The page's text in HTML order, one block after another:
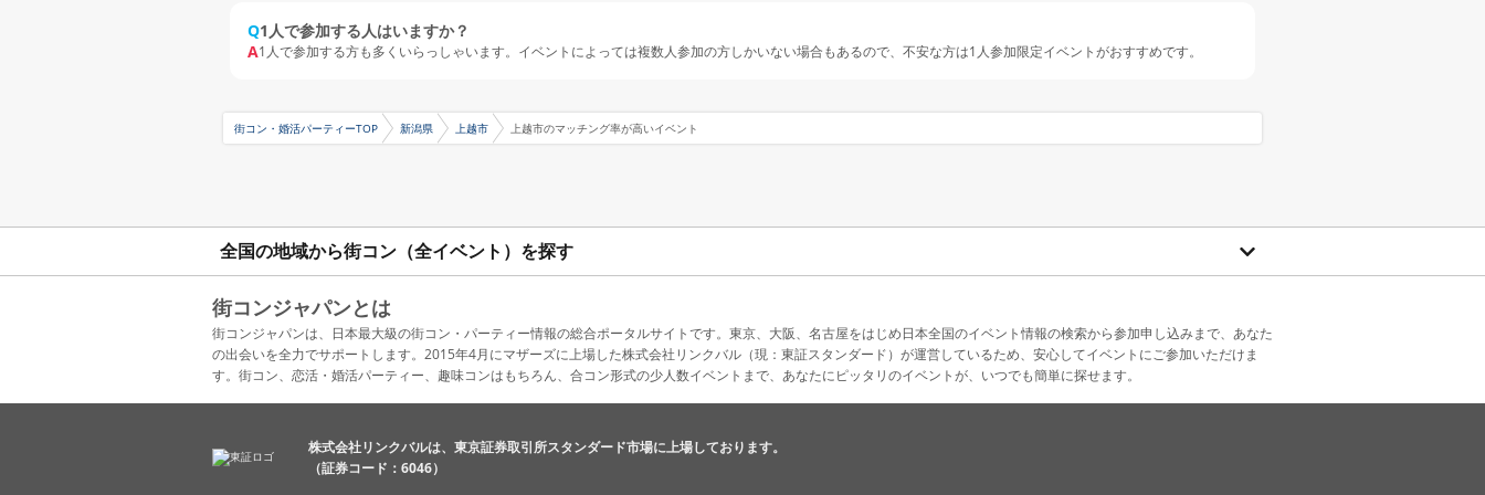
Q1人で参加する人はいますか？
A1人で参加する方も多くいらっしゃいます。イベントによっては複数人参加の方しかいない場合もあるので、不安な方は1人参加限定イベントがおすすめです。
街コン・婚活パーティーTOP 新潟県 上越市 上越市のマッチング率が高いイベント
全国の地域から街コン（全イベント）を探す
街コンジャパンとは
街コンジャパンは、日本最大級の街コン・パーティー情報の総合ポータルサイトです。東京、大阪、名古屋をはじめ日本全国のイベント情報の検索から参加申し込みまで、あなた
の出会いを全力でサポートします。2015年4月にマザーズに上場した株式会社リンクバル（現：東証スタンダード）が運営しているため、安心してイベントにご参加いただけま
す。街コン、恋活・婚活パーティー、趣味コンはもちろん、合コン形式の少人数イベントまで、あなたにピッタリのイベントが、いつでも簡単に探せます。
株式会社リンクバルは、東京証券取引所スタンダード市場に上場しております。
（証券コード：6046）